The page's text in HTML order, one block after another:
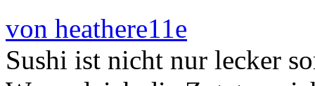
von heathere11e
Sushi ist nicht nur lecker